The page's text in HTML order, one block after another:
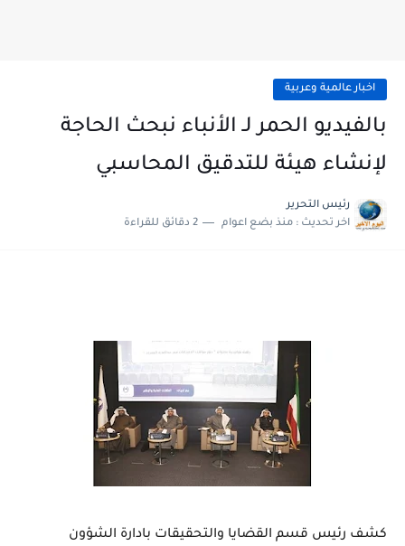
اخبار عالمية وعربية
بالفيديو الحمر لـ الأنباء نبحث الحاجة
لإنشاء هيئة للتدقيق المحاسبي
رئيس التحرير
اخر تحديث : منذ بضع اعوام 2 دقائق للقراءة
كشف رئيس قسم القضايا والتحقيقات بادارة الشؤون